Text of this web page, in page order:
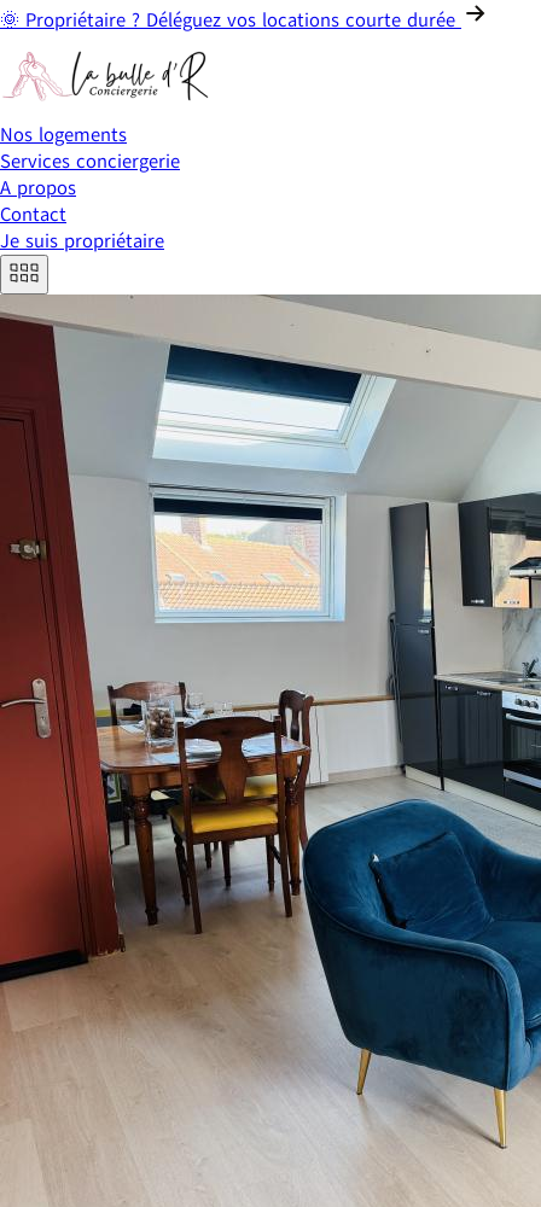
🌞 Propriétaire ? Déléguez vos locations courte durée
Nos logements
Services conciergerie
A propos
Contact
Je suis propriétaire